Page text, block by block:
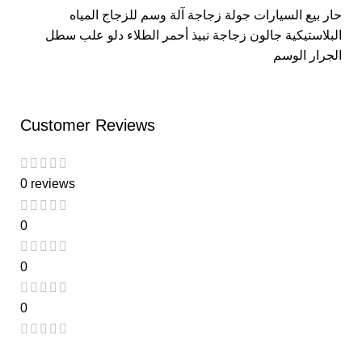
حار بيع السيارات جولة زجاجة آلة وسم للزجاج المياه
البلاستيكية جالون زجاجة نبيذ أحمر الطلاء دلو علب سطل
الجرار الوسم
Customer Reviews
0 reviews
0
0
0